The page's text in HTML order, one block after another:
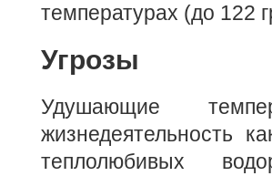
температурах (до 122
Угрозы
Удушающие
жизнедеятельность
теплолюбивых